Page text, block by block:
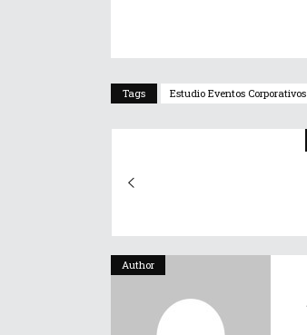
Tags Estudio Eventos Corporativos
Author